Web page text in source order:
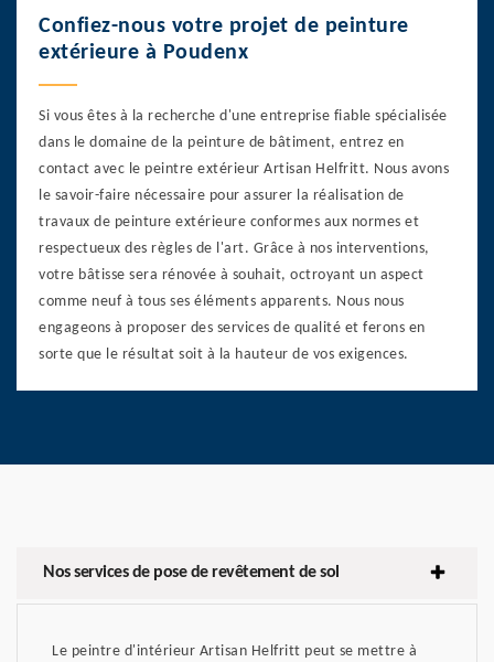
Confiez-nous votre projet de peinture
extérieure à Poudenx
Si vous êtes à la recherche d'une entreprise fiable spécialisée
dans le domaine de la peinture de bâtiment, entrez en
contact avec le peintre extérieur Artisan Helfritt. Nous avons
le savoir-faire nécessaire pour assurer la réalisation de
travaux de peinture extérieure conformes aux normes et
respectueux des règles de l'art. Grâce à nos interventions,
votre bâtisse sera rénovée à souhait, octroyant un aspect
comme neuf à tous ses éléments apparents. Nous nous
engageons à proposer des services de qualité et ferons en
sorte que le résultat soit à la hauteur de vos exigences.
Nos services de pose de revêtement de sol
Le peintre d'intérieur Artisan Helfritt peut se mettre à